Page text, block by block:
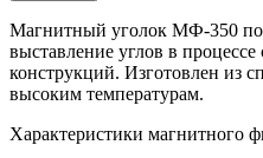
Магнитный уголок МФ-350
выставление углов в
конструкций. Изготовлен из
высоким температурам.
Характеристики магнитного